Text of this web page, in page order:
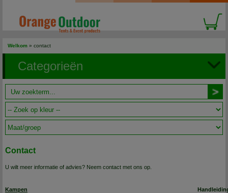
Welkom » contact
Categorieën
Contact
U wilt meer informatie of advies? Neem contact met ons op.
Kampen